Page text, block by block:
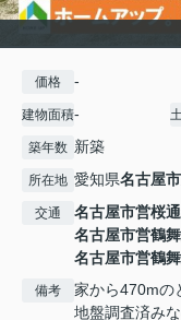
価格 -
建物面積-
築年数 新築
所在地 愛知県名古屋
交通 名古屋市営桜
名古屋市営鶴
名古屋市営鶴
備考
家から470mの
地盤調査済み